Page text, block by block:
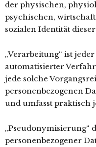
der physischen,
psychischen,
sozialen Identität
„Verarbeitung“ ist
automatisierter
jede solche
personenbezogenen
und umfasst praktisch
„Pseudonymisierung“
personenbezogener